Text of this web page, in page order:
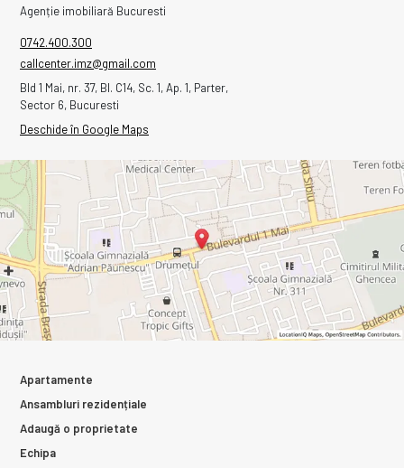
Agenție imobiliară Bucuresti
0742.400.300
callcenter.imz@gmail.com
Bld 1 Mai, nr. 37, Bl. C14, Sc. 1, Ap. 1, Parter,
Sector 6, Bucuresti
Deschide în Google Maps
Apartamente
Ansambluri rezidențiale
Adaugă o proprietate
Echipa